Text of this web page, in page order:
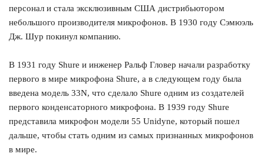
персонал и стала эксклюзивным США дистрибьютором
небольшого производителя микрофонов. В 1930 году Сэмюэль
Дж. Шур покинул компанию.
В 1931 году Shure и инженер Ральф Гловер начали разработку
первого в мире микрофона Shure, а в следующем году была
введена модель 33N, что сделало Shure одним из создателей
первого конденсаторного микрофона. В 1939 году Shure
представила микрофон модели 55 Unidyne, который пошел
дальше, чтобы стать одним из самых признанных микрофонов
в мире.